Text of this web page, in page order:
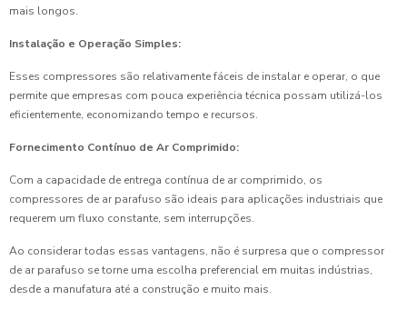
mais longos.
Instalação e Operação Simples:
Esses compressores são relativamente fáceis de instalar e operar, o que
permite que empresas com pouca experiência técnica possam utilizá-los
eficientemente, economizando tempo e recursos.
Fornecimento Contínuo de Ar Comprimido:
Com a capacidade de entrega contínua de ar comprimido, os
compressores de ar parafuso são ideais para aplicações industriais que
requerem um fluxo constante, sem interrupções.
Ao considerar todas essas vantagens, não é surpresa que o compressor
de ar parafuso se torne uma escolha preferencial em muitas indústrias,
desde a manufatura até a construção e muito mais.